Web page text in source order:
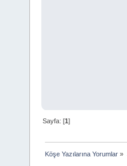
Sayfa: [1]
Köşe Yazılarına Yorumlar »